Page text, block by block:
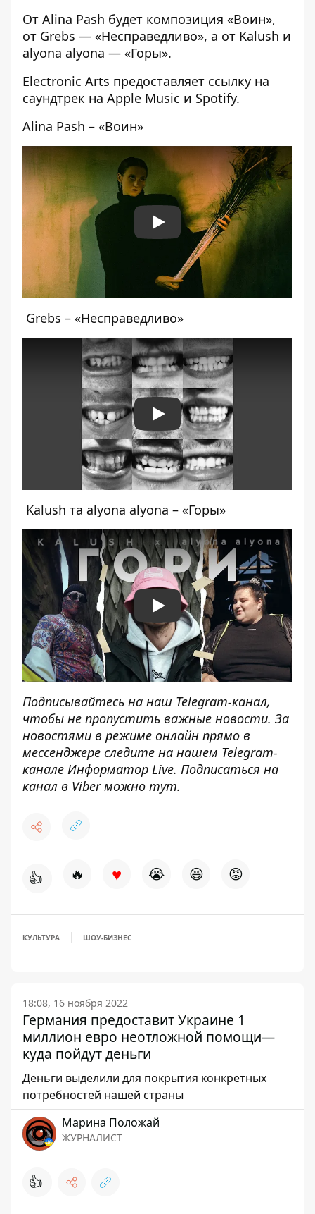
От Alina Pash будет композиция «Воин»,
от Grebs — «Несправедливо», а от Kalush и
alyona alyona — «Горы».
Electronic Arts предоставляет ссылку на
саундтрек на Apple Music и Spotify.
Alina Pash – «Воин»
Play
Grebs – «Несправедливо»
Play
Kalush та alyona alyona – «Горы»
Play
Подписывайтесь на наш Telegram-канал,
чтобы не пропустить важные новости. За
новостями в режиме онлайн прямо в
мессенджере следите на нашем Telegram-
канале Информатор Live. Подписаться на
канал в Viber можно тут.
👍 🔥 ♥ 😭 😆 😡
КУЛЬТУРА ШОУ-БИЗНЕС
18:08, 16 ноября 2022
Германия предоставит Украине 1
миллион евро неотложной помощи—
куда пойдут деньги
Деньги выделили для покрытия конкретных
потребностей нашей страны
Марина Положай
ЖУРНАЛИСТ
👍